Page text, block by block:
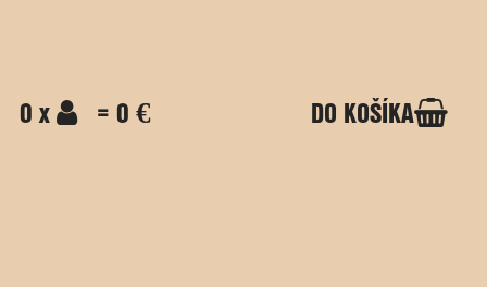
0 x = 0 € DO KOŠÍKA